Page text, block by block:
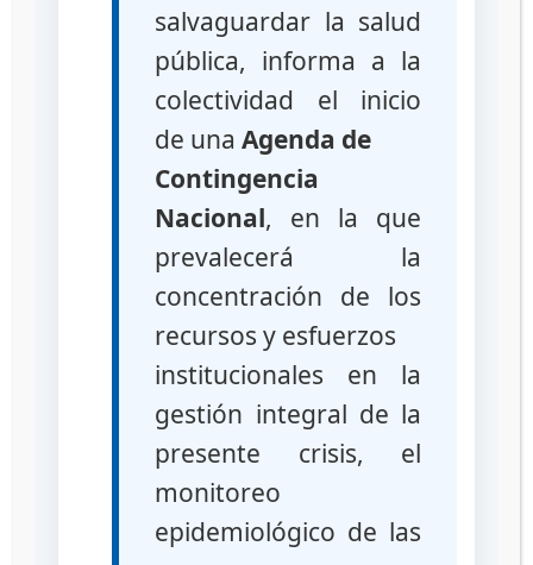
Reporte de Productos Falsificados de
Uso y Consumo Humano de la
Industria
Consulta de Medicamentos
Falsificados
salvaguardar la salud
pública, informa a la
colectividad el inicio
de unaAgenda de
Contingencia
Nacional, en la que
prevalecerá la
concentración de los
recursos y esfuerzos
institucionales en la
gestión integral de la
presente crisis, el
monitoreo
epidemiológico de las